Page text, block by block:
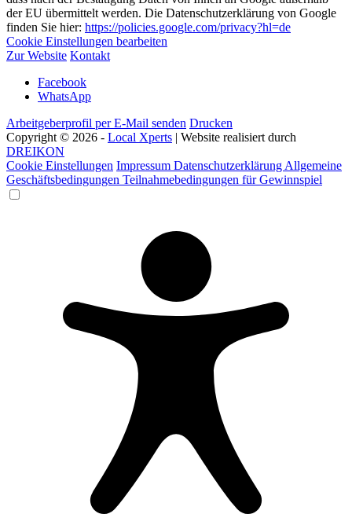
der EU übermittelt werden. Die Datenschutzerklärung von Google
finden Sie hier: https://policies.google.com/privacy?hl=de
Cookie Einstellungen bearbeiten
Zur Website Kontakt
Facebook
WhatsApp
Arbeitgeberprofil per E-Mail senden Drucken
Copyright © 2026 - Local Xperts | Website realisiert durch
DREIKON
Cookie Einstellungen Impressum Datenschutzerklärung Allgemeine
Geschäftsbedingungen Teilnahmebedingungen für Gewinnspiel